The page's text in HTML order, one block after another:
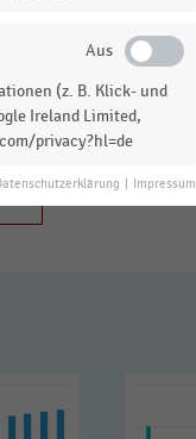
(z. B. Klick- und
Ireland Limited,
privacy?hl=de
Impressum